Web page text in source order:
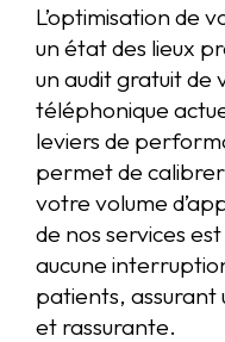
L’optimisation de
un état des lieux
un audit gratuit de
téléphonique
leviers de
permet de
votre volume
de nos services
aucune
patients,
et rassurante.